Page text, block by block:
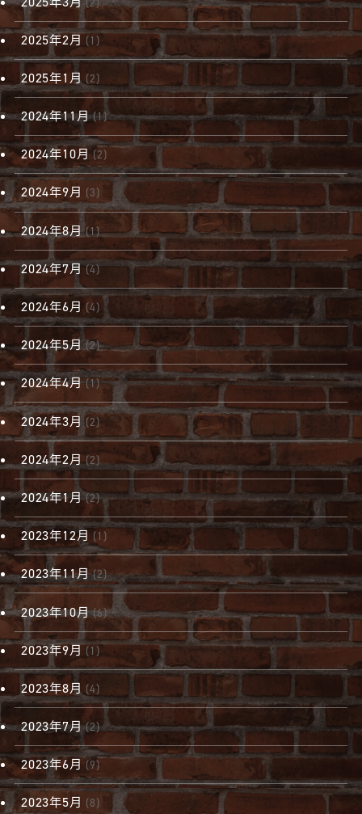
2025年2月 (1)
2025年1月(2)
2024年11月(1)
2024年10月 (2)
2024年9月 (3)
2024年8月 (1)
2024年7月(4)
2024年6月(4)
2024年5月 (2)
2024年4月(1)
2024年3月 (2)
2024年2月(2)
2024年1月(2)
2023年12月 (1)
2023年11月(2)
2023年10月(6)
2023年9月 (1)
2023年8月 (4)
2023年7月(2)
2023年6月 (9)
2023年5月 (8)